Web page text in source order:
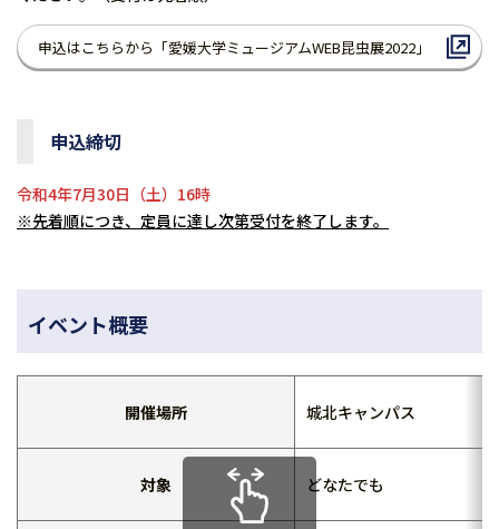
申込はこちらから「愛媛大学ミュージアムWEB昆虫展2022」
申込締切
令和4年7月30日（土）16時
※先着順につき、定員に達し次第受付を終了します。
イベント概要
開催場所 城北キャンパス
対象 どなたでも